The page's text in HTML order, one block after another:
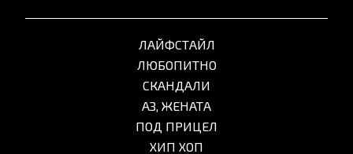
ЛАЙФСТАЙЛ
ЛЮБОПИТНО
СКАНДАЛИ
АЗ, ЖЕНАТА
ПОД ПРИЦЕЛ
ХИП ХОП